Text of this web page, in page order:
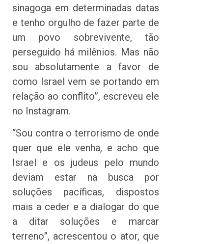
sinagoga em determinadas datas
e tenho orgulho de fazer parte de
um povo sobrevivente, tão
perseguido há milênios. Mas não
sou absolutamente a favor de
como Israel vem se portando em
relação ao conflito”, escreveu ele
no Instagram.
“Sou contra o terrorismo de onde
quer que ele venha, e acho que
Israel e os judeus pelo mundo
deviam estar na busca por
soluções pacíficas, dispostos
mais a ceder e a dialogar do que
a ditar soluções e marcar
terreno”, acrescentou o ator, que